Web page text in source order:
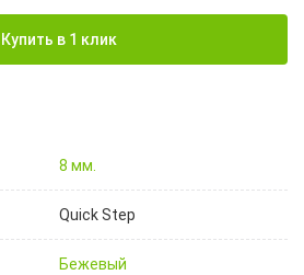
Купить в 1 клик
8 мм.
Quick Step
Бежевый